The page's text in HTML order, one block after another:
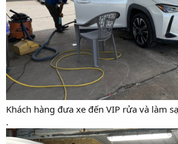
Khách hàng đưa xe đến VIP rửa và làm
.